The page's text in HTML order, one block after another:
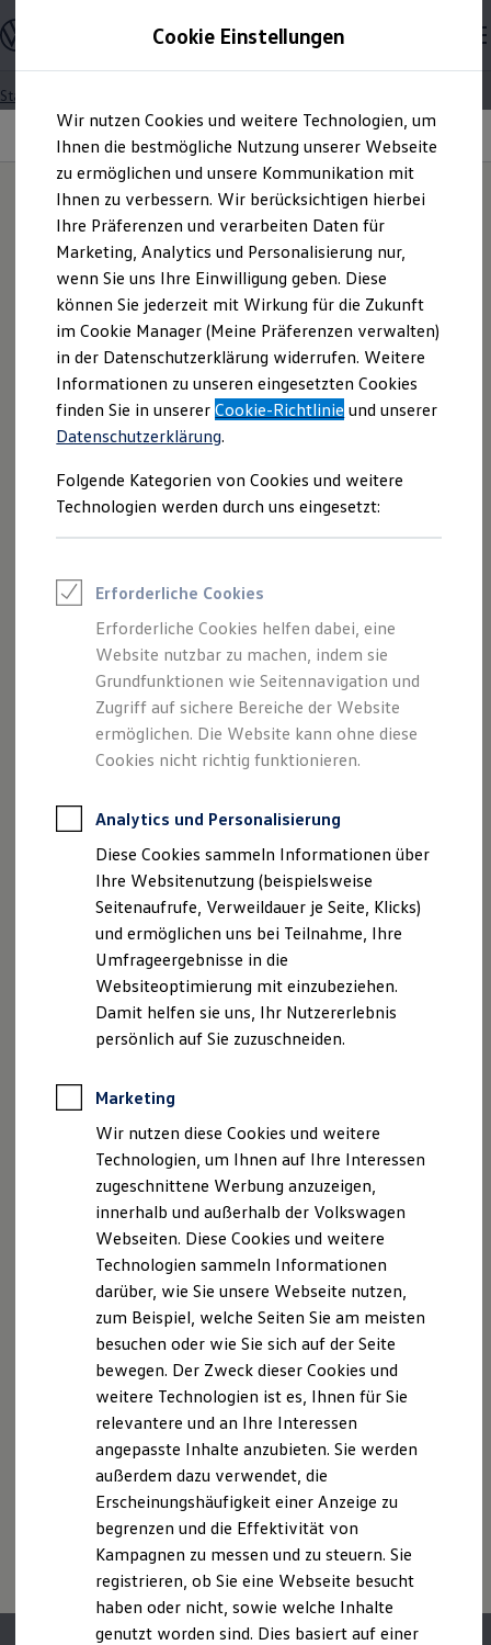
Hauptinhalt
springen
Footer
springen
Modelle und Konfigurator
Konfigurator
Modelle vergleichen
Elektroautos
ENERGY Sondermodelle
Nutzfahrzeuge
SUV und CUV
Familienautos
Kombis
Kompaktwagen
Sportwagen
Schnell verfügbare Fahrzeuge
Angebote und Produkte
Aktuelle Angebote
E-Auto-Förderung
Volkswagen Marktplatz
Die ENERGY Sondermodelle
Junge Gebrauchtwagen und Gebrauchtwagen
Volkswagen Zertifizierte Gebrauchtwagen
Elektromobilität bei Gebrauchtwagen
Saisonangebote
Reifenpakete
Leasing
Leasing-Angebote
Elektroauto Leasing
Kleinwagen-Leasing
Leasing ohne Anzahlung
Finanzierung
Autokredit mit Schlussrate
Versicherungen und Garantien
Kfz-Versicherung
Restschuldversicherungen
Garantien
Professional Class bei Volkswagen
Behörden
Direktkunden
Sonderfahrzeuge
Anpfiff zum Gewinn
Elektromobilität
Elektroautos
ID. Tutorials
Elektrofahrzeugkonzepte
ID. EVERY1
Reichweite
Rekuperation
Laden unterwegs
Laden Zuhause
Ladestationen finden
Ladezeitensimulator
Batterie
Sicherheit
Nachhaltigkeit
Technologie
Kosten und Kauf
Verbrauchskosten
Kaufoptionen
E-Auto-Förderung
Software und Konnektivität
Die ID. Software 6
ID. Software Versionen und Updates
Digitale Extras
Schnittstellen zu Ihrem ID.
Marke und Erlebnis
Volkswagen R und R Experience
R-Modelle
R Experience
Driving Experience
Volkswagen entdecken
Werkbesichtigung
Startseite
Assistenzsysteme
IQ.DRIVE & IQ.LIGHT
Ganz schön clever:Mit
unseren Assistenzsystemen
sicherer und entspannter ans
Ziel.
oder vorausschauendes Warnen und Bremsen –
mit den intelligenten Fahrerassistenzsystemen
IQ.DRIVE und IQ.LIGHT unterstützt Sie Ihr
Volkswagenunterwegs. Für mehr Sicherheit und
Fahrkomfort.
Welche Assistenzsysteme für Ihr Modell
Fahrassistenzsysteme
Parkassistenzsysteme
Assistenzsysteme für mehr Sicherheit
Assistenzsysteme für bessere Sicht
Fahrassistenzsyste
me im Detail.
Mehr zumConnected Travel Assist
Verkehrszeichenerkennung
Wissen,was wichtig
ist.
Verkehrszeichenerkennung
kann
Geschwindigkeitsbegrenzungenund Überholverbote
sowie deren Aufhebung erkennen und dem Fahrer
.
Impressum
Datenschutzerklärungen
Cookie-Richtlinie
Lizenzhinweise Dritter
Angaben zum Digital Services Act (DSA)
EU Data Act
Produktsicherheitsinformationen
Vertrag Widerrufen
Disclaimer von Volkswagen AG
Im Rahmen der Grenzen des Systems.
Die in dieser Darstellung gezeigten Fahrzeuge und
Ausstattungen können in einzelnen Details vom aktuellen
deutschen Lieferprogramm abweichen. Abgebildet sind
teilweise Sonderausstattungen der Fahrzeuge gegen
Bitte beachten Sie auch unseren Konfigurator für eine
Übersicht der aktuell verfügbaren Modelle und Ausstattungen.
Die angegebenen Verbrauchs- und Emissionswerte beziehen
sich nicht auf ein einzelnes Fahrzeug und sind nicht Bestandteil
des Angebots, sondern dienen allein Vergleichszwecken
zwischen den verschiedenen Fahrzeugtypen.
Zusatzausstattungen undZubehör (Anbauteile, Reifenformat
usw.) können relevante Fahrzeugparameter, wie
Rollwiderstand und Aerodynamik verändern und neben
Witterungs- und Verkehrsbedingungen sowie dem
individuellen Fahrverhalten den Kraftstoffverbrauch, den
Stromverbrauch, die CO₂-Emissionen und die
Fahrleistungswerte eines Fahrzeugs beeinflussen.
Cookie Einstellungen
Wir nutzen Cookies und weitere Technologien, um
Ihnen die bestmögliche Nutzung unserer Webseite
zu ermöglichen und unsere Kommunikation mit
Ihnen zu verbessern. Wir berücksichtigen hierbei
Ihre Präferenzen und verarbeiten Daten für
Marketing, Analytics und Personalisierung nur,
wenn Sie uns Ihre Einwilligung geben. Diese
können Sie jederzeit mit Wirkung für die Zukunft
im Cookie Manager (Meine Präferenzen verwalten)
in der Datenschutzerklärung widerrufen. Weitere
Informationen zu unseren eingesetzten Cookies
finden Sie in unsererCookie-Richtlinie und unserer
Datenschutzerklärung.
Folgende Kategorien von Cookies und weitere
Technologien werden durch uns eingesetzt:
Erforderliche Cookies
Erforderliche Cookies helfen dabei, eine
Website nutzbar zu machen, indem sie
Grundfunktionen wie Seitennavigation und
Zugriff auf sichere Bereiche der Website
ermöglichen. Die Website kann ohne diese
Cookies nicht richtig funktionieren.
Analytics und Personalisierung
Diese Cookies sammeln Informationen über
Ihre Websitenutzung (beispielsweise
Seitenaufrufe, Verweildauer je Seite, Klicks)
und ermöglichen uns bei Teilnahme, Ihre
Umfrageergebnisse in die
Websiteoptimierung mit einzubeziehen.
Damit helfen sie uns, Ihr Nutzererlebnis
persönlich auf Sie zuzuschneiden.
Marketing
Wir nutzen diese Cookies und weitere
Technologien, um Ihnen auf Ihre Interessen
zugeschnittene Werbung anzuzeigen,
innerhalb und außerhalb der Volkswagen
Webseiten. Diese Cookies und weitere
Technologien sammeln Informationen
darüber, wie Sie unsere Webseite nutzen,
zum Beispiel, welche Seiten Sie am meisten
besuchen oder wie Sie sich auf der Seite
bewegen. Der Zweck dieser Cookies und
weitere Technologien ist es, Ihnen für Sie
relevantere und an Ihre Interessen
angepasste Inhalte anzubieten. Sie werden
außerdem dazu verwendet, die
Erscheinungshäufigkeit einer Anzeige zu
begrenzen und die Effektivität von
Kampagnen zu messen und zu steuern. Sie
registrieren, ob Sie eine Webseite besucht
haben oder nicht, sowie welche Inhalte
genutzt worden sind. Dies basiert auf einer